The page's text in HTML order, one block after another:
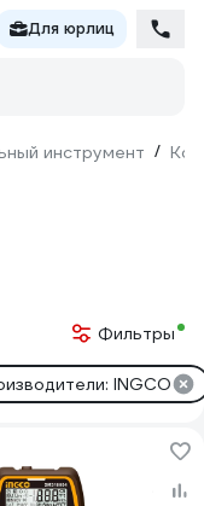
Для юрлиц
инструмент /
Фильтры
INGCO